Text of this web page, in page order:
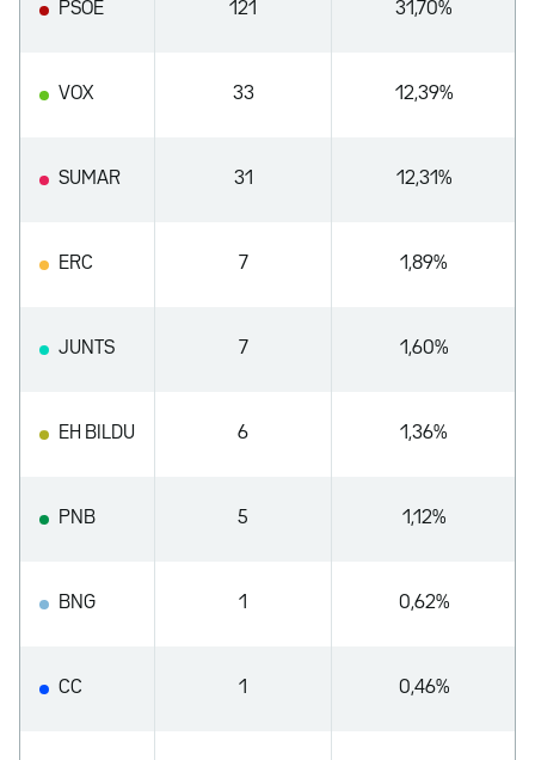
PSOE 121 31,70%
VOX 33 12,39%
SUMAR 31 12,31%
ERC 7 1,89%
JUNTS 7 1,60%
EH BILDU 6 1,36%
PNB 5 1,12%
BNG 1 0,62%
CC 1 0,46%